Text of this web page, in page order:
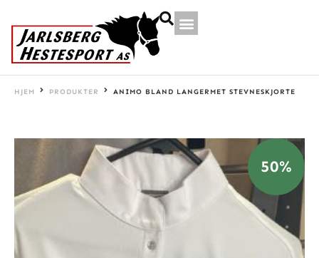
HJEM PRODUKTER ANIMO BLAND LANGERMET STEVNESKJORTE
50%